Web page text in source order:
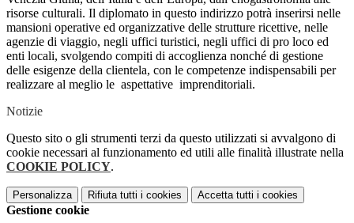
risorse culturali. Il diplomato in questo indirizzo potrà inserirsi nelle
mansioni operative ed organizzative delle strutture ricettive, nelle
agenzie di viaggio, negli uffici turistici, negli uffici di pro loco ed
enti locali, svolgendo compiti di accoglienza nonché di gestione
delle esigenze della clientela, con le competenze indispensabili per
realizzare al meglio le aspettative imprenditoriali.
Notizie
Questo sito o gli strumenti terzi da questo utilizzati si avvalgono di
cookie necessari al funzionamento ed utili alle finalità illustrate nella
COOKIE POLICY.
Personalizza Rifiuta tutti i cookies Accetta tutti i cookies
Gestione cookie